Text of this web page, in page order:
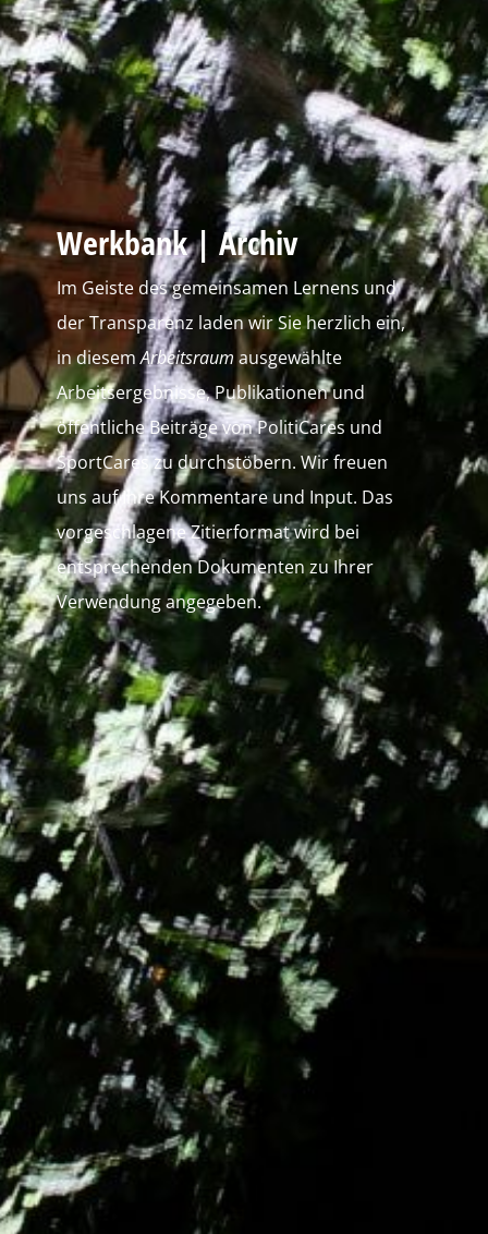
Werkbank | Archiv
Im Geiste des gemeinsamen Lernens und
der Transparenz laden wir Sie herzlich ein,
in diesemArbeitsraum ausgewählte
Arbeitsergebnisse, Publikationen und
öffentliche Beiträge von PolitiCares und
SportCares zu durchstöbern. Wir freuen
uns auf Ihre Kommentare und Input. Das
vorgeschlagene Zitierformat wird bei
entsprechenden Dokumenten zu Ihrer
Verwendung angegeben.